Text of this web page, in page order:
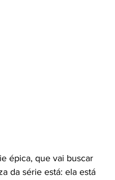
épica, que vai buscar
da série está: ela está